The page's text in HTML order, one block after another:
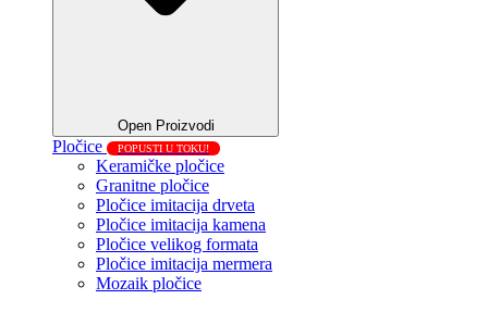
Open Proizvodi
Pločice POPUSTI U TOKU!
Keramičke pločice
Granitne pločice
Pločice imitacija drveta
Pločice imitacija kamena
Pločice velikog formata
Pločice imitacija mermera
Mozaik pločice